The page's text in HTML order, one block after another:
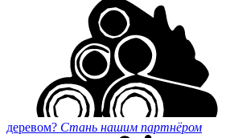
деревом? Стань нашим партнёром